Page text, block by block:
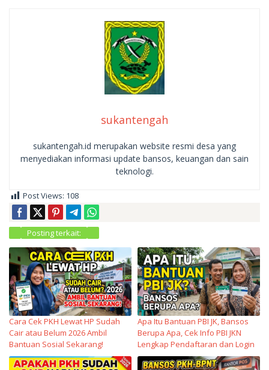
sukantengah
sukantengah.id merupakan website resmi desa yang
menyediakan informasi update bansos, keuangan dan sain
teknologi.
Post Views: 108
Posting terkait:
Cara Cek PKH Lewat HP Sudah
Cair atau Belum 2026 Ambil
Bantuan Sosial Sekarang!
Apa Itu Bantuan PBI JK, Bansos
Berupa Apa, Cek Info PBI JKN
Lengkap Pendaftaran dan Login